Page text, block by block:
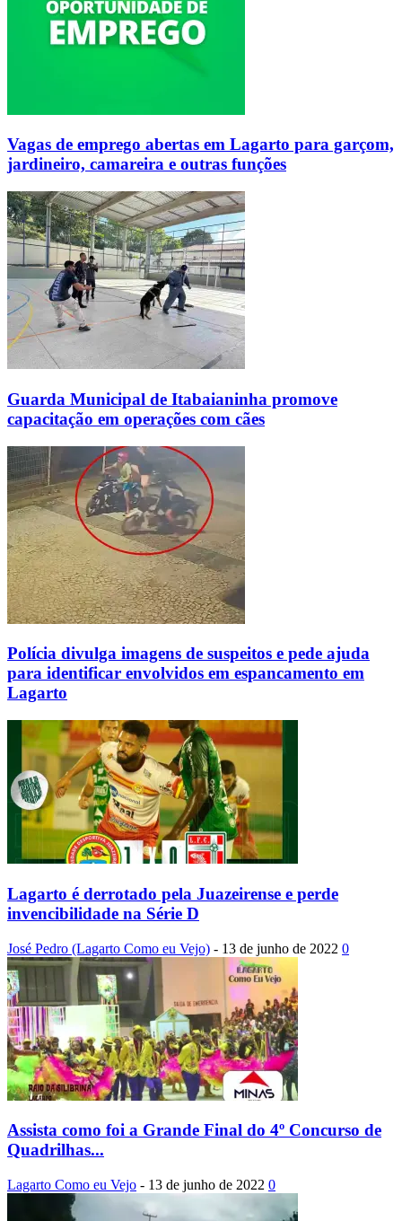
Vagas de emprego abertas em Lagarto para garçom,
jardineiro, camareira e outras funções
Guarda Municipal de Itabaianinha promove
capacitação em operações com cães
Polícia divulga imagens de suspeitos e pede ajuda
para identificar envolvidos em espancamento em
Lagarto
Lagarto é derrotado pela Juazeirense e perde
invencibilidade na Série D
José Pedro (Lagarto Como eu Vejo) - 13 de junho de 2022 0
Assista como foi a Grande Final do 4º Concurso de
Quadrilhas...
Lagarto Como eu Vejo - 13 de junho de 2022 0